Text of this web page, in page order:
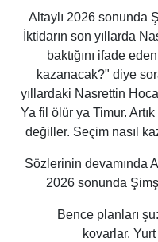
Altaylı 2026 sonunda
İktidarın son yıllarda
baktığını ifade
kazanacak?" diye
yıllardaki Nasrettin
Ya fil ölür ya Timur.
değiller. Seçim nasıl
Sözlerinin devamında
2026 sonunda
Bence planları
kovarlar. Yurt